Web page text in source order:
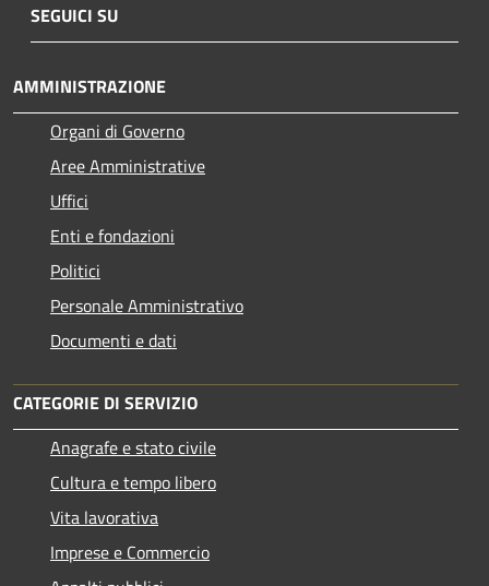
SEGUICI SU
AMMINISTRAZIONE
Organi di Governo
Aree Amministrative
Uffici
Enti e fondazioni
Politici
Personale Amministrativo
Documenti e dati
CATEGORIE DI SERVIZIO
Anagrafe e stato civile
Cultura e tempo libero
Vita lavorativa
Imprese e Commercio